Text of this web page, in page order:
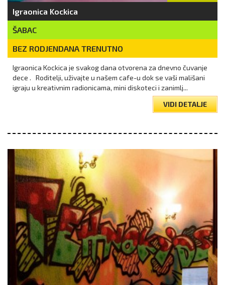
Igraonica Kockica
ŠABAC
BEZ RODJENDANA TRENUTNO
Igraonica Kockica je svakog dana otvorena za dnevno čuvanje
dece . Roditelji, uživajte u našem cafe-u dok se vaši mališani
igraju u kreativnim radionicama, mini diskoteci i zanimlj...
VIDI DETALJE